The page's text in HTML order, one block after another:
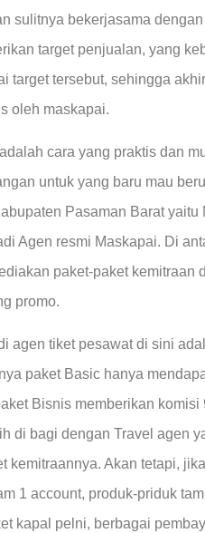
sulitnya bekerjasama
target penjualan, yang
target tersebut, sehingga
oleh maskapai.
cara yang praktis dan
untuk yang baru mau
Pasaman Barat yaitu
Agen resmi Maskapai. Di
paket-paket kemitraan
promo.
agen tiket pesawat di sini
paket Basic hanya
Bisnis memberikan
di bagi dengan Travel agen
kemitraannya. Akan tetapi,
1 account, produk-priduk
kapal pelni, berbagai